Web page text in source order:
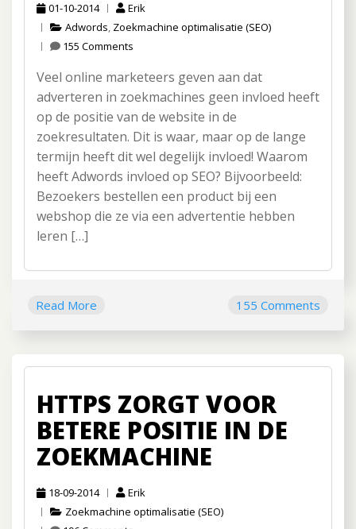
01-10-2014
Erik
Adwords, Zoekmachine optimalisatie (SEO)
155 Comments
Veel online marketeers geven aan dat
adverteren in zoekmachines geen invloed heeft
op de positie van de website in de
zoekresultaten. Dit is waar, maar op de lange
termijn heeft dit wel degelijk invloed! Waarom
heeft Adwords invloed op SEO? Bijvoorbeeld:
Bezoekers bestellen een product bij een
webshop die ze via een advertentie hebben
leren […]
Read More 155 Comments
HTTPS ZORGT VOOR
BETERE POSITIE IN DE
ZOEKMACHINE
18-09-2014
Erik
Zoekmachine optimalisatie (SEO)